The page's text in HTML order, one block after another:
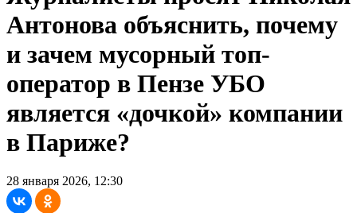
Антонова объяснить, почему
и зачем мусорный топ-
оператор в Пензе УБО
является «дочкой» компании
в Париже?
28 января 2026, 12:30